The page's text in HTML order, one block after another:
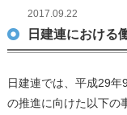
2017.09.22
日建連における
日建連では、平成29
の推進に向けた以下の